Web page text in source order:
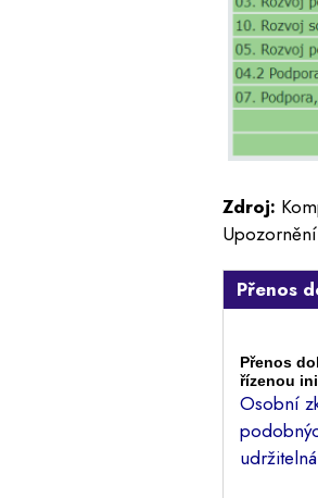
Zdroj:
Přenos
Přenos
řízenou
Osobní